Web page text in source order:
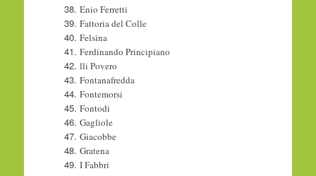
Enio Ferretti
Fattoria del Colle
Felsina
Ferdinando Principiano
lli Povero
Fontanafredda
Fontemorsi
Fontodi
Gagliole
Giacobbe
Gratena
I Fabbri